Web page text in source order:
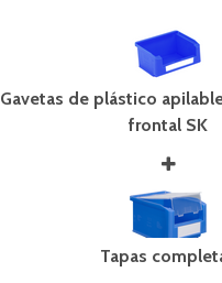
Gavetas de plástico
frontal SK
Tapas